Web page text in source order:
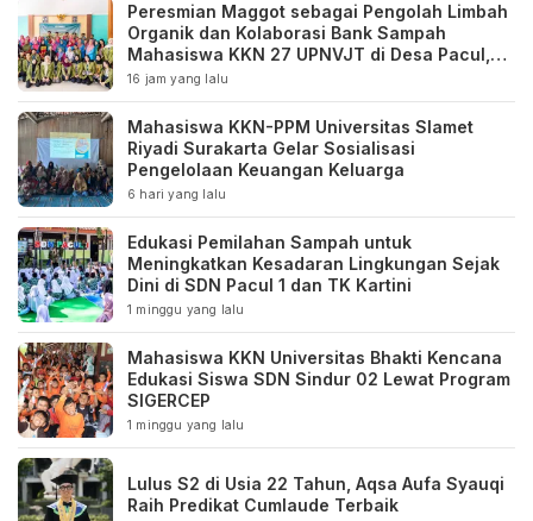
Peresmian Maggot sebagai Pengolah Limbah
Organik dan Kolaborasi Bank Sampah
Mahasiswa KKN 27 UPNVJT di Desa Pacul,
Bojonegoro
16 jam yang lalu
Mahasiswa KKN-PPM Universitas Slamet
Riyadi Surakarta Gelar Sosialisasi
Pengelolaan Keuangan Keluarga
6 hari yang lalu
Edukasi Pemilahan Sampah untuk
Meningkatkan Kesadaran Lingkungan Sejak
Dini di SDN Pacul 1 dan TK Kartini
1 minggu yang lalu
Mahasiswa KKN Universitas Bhakti Kencana
Edukasi Siswa SDN Sindur 02 Lewat Program
SIGERCEP
1 minggu yang lalu
Lulus S2 di Usia 22 Tahun, Aqsa Aufa Syauqi
Raih Predikat Cumlaude Terbaik